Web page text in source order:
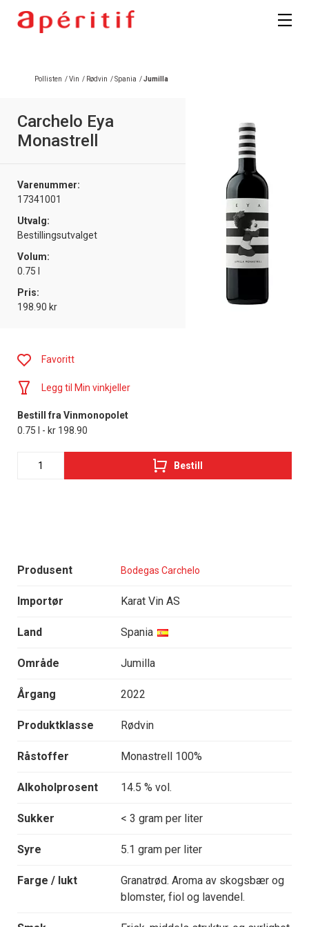
Pollisten /Vin / Rødvin /Spania /Jumilla
Carchelo Eya
Monastrell
Varenummer:
17341001
Utvalg:
Bestillingsutvalget
Volum:
0.75 l
Pris:
198.90 kr
Produsent Bodegas Carchelo
Importør Karat Vin AS
Land Spania
Område Jumilla
Årgang 2022
Produktklasse Rødvin
Råstoffer Monastrell 100%
Alkoholprosent 14.5 % vol.
Sukker < 3 gram per liter
Syre 5.1 gram per liter
Farge / lukt
Granatrød. Aroma av skogsbær og
blomster, fiol og lavendel.
Favoritt
Legg til Min vinkjeller
Bestill fra Vinmonopolet
0.75 l - kr 198.90
Bestill